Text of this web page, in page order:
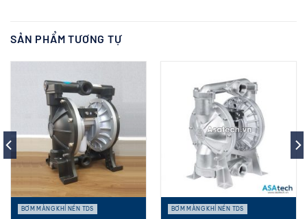
SẢN PHẨM TƯƠNG TỰ
BƠM MÀNG KHÍ NÉN TDS BƠM MÀNG KHÍ NÉN TDS